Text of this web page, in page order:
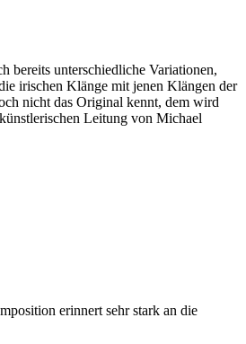
bereits unterschiedliche Variationen,
irischen Klänge mit jenen Klängen der
nicht das Original kennt, dem wird
Leitung von Michael
erinnert sehr stark an die